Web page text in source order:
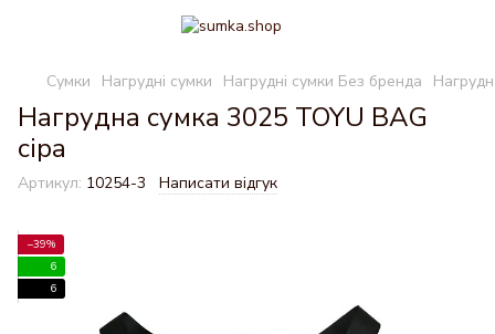
Сумки Нагрудні сумки Нагрудні сумки Без бренда
Нагрудна сумка 3025 TOYU BAG
сіра
Артикул: 10254-3 Написати відгук
−39%
6
6